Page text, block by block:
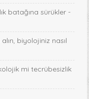
batağına sürükler -
biyolojiniz nasıl
mi tecrübesizlik